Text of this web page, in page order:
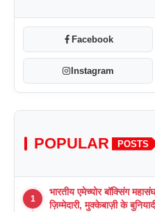
Facebook
Instagram
POPULAR POSTS
1
भारतीय एमेच्योर बॉक्सिंग
ज़िम्मेदारी, मुक्केबाज़ी के